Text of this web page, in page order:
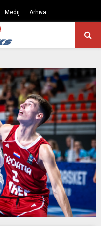
Mediji Arhiva